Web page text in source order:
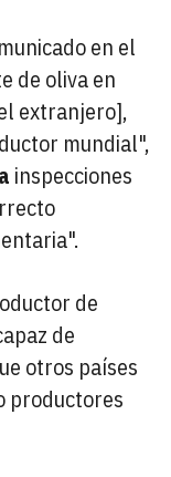
en el
de oliva en
extranjero],
mundial",
inspecciones
de
de
otros países
productores